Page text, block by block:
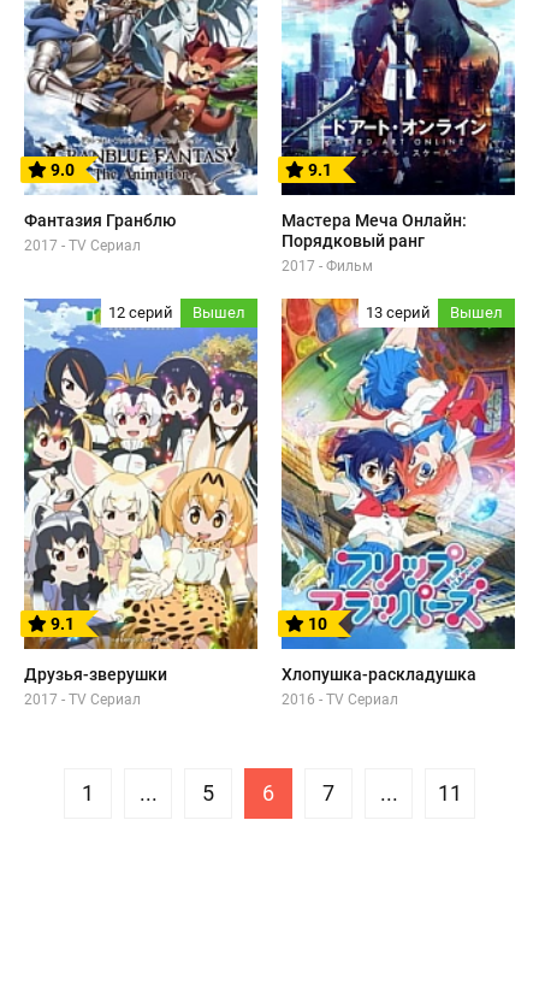
9.0
Фантазия Гранблю
2017 - TV Сериал
9.1
Мастера Меча Онлайн:
Порядковый ранг
2017 - Фильм
12 серий Вышел
9.1
Друзья-зверушки
2017 - TV Сериал
13 серий Вышел
10
Хлопушка-раскладушка
2016 - TV Сериал
1 ... 5 6 7 ... 11